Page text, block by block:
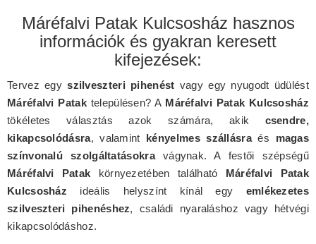
Máréfalvi Patak Kulcsosház hasznos
információk és gyakran keresett
kifejezések:
Tervez egyszilveszteri pihenést vagy egy nyugodt üdülést
Máréfalvi Pataktelepülésen? A Máréfalvi Patak Kulcsosház
tökéletes választás azok számára, akik csendre,
kikapcsolódásra, valamint kényelmes szállásraés magas
színvonalú szolgáltatásokravágynak. A festői szépségű
Máréfalvi Patak környezetében található Máréfalvi Patak
Kulcsosház ideális helyszínt kínál egy emlékezetes
szilveszteri pihenéshez, családi nyaraláshoz vagy hétvégi
kikapcsolódáshoz.